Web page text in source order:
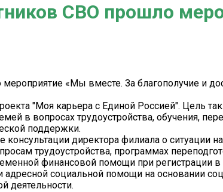
СВО прошло
«Мы вместе. За благополучие и
"Моя карьера с Единой Россией". Цель
в вопросах трудоустройства, обучения,
поддержки.
директора филиала о ситуации
трудоустройства, программах
финансовой помощи при регистрации в
адресной социальной помощи на основании
деятельности.